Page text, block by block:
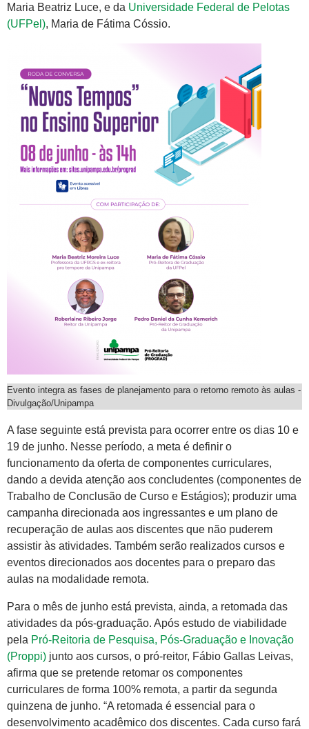
Maria Beatriz Luce, e da Universidade Federal de Pelotas
(UFPel), Maria de Fátima Cóssio.
Evento integra as fases de planejamento para o retorno remoto às aulas -
Divulgação/Unipampa
A fase seguinte está prevista para ocorrer entre os dias 10 e
19 de junho. Nesse período, a meta é definir o
funcionamento da oferta de componentes curriculares,
dando a devida atenção aos concludentes (componentes de
Trabalho de Conclusão de Curso e Estágios); produzir uma
campanha direcionada aos ingressantes e um plano de
recuperação de aulas aos discentes que não puderem
assistir às atividades. Também serão realizados cursos e
eventos direcionados aos docentes para o preparo das
aulas na modalidade remota.
Para o mês de junho está prevista, ainda, a retomada das
atividades da pós-graduação. Após estudo de viabilidade
pela Pró-Reitoria de Pesquisa, Pós-Graduação e Inovação
(Proppi) junto aos cursos, o pró-reitor, Fábio Gallas Leivas,
afirma que se pretende retomar os componentes
curriculares de forma 100% remota, a partir da segunda
quinzena de junho. “A retomada é essencial para o
desenvolvimento acadêmico dos discentes. Cada curso fará